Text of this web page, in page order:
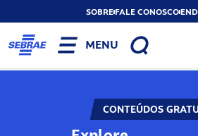
SOBREFALE CONOSCO
MENU
CONTEÚDOS